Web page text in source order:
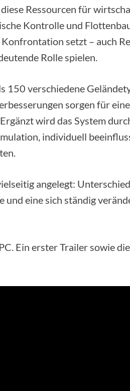
Ressourcen für
Kontrolle und
setzt – auch
Rolle spielen.
150 verschiedene
sorgen für
wird das System
individuell
angelegt:
und eine sich ständig
Ein erster Trailer sowie die